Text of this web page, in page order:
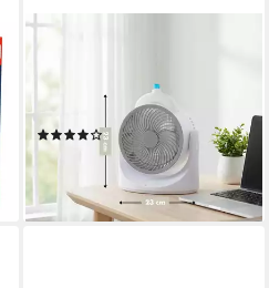
Tischventilator mit
Kühlelement - Verstellbar
(12)
29,99 €
lieferbar - in 2-3 Werktagen bei dir